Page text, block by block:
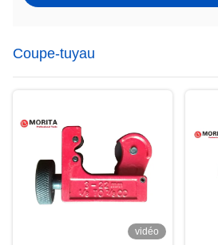
Coupe-tuyau
vidéo